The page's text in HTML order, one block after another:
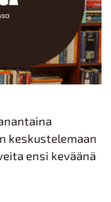
keskustelemaan
ensi keväänä